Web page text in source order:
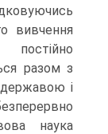
вивчення
разом з
і
наука